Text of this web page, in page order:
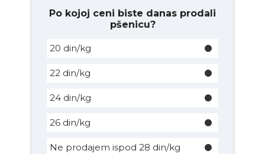
Po kojoj ceni biste danas prodali
pšenicu?
20 din/kg
22 din/kg
24 din/kg
26 din/kg
Ne prodajem ispod 28 din/kg